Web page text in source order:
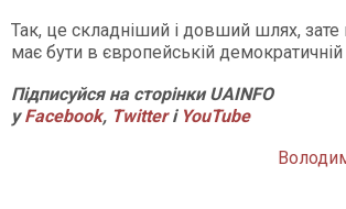
Так, це складніший і довший шлях, зате
має бути в європейській
Підписуйся на сторінки UAINFO
уFacebook, Twitterі YouTube